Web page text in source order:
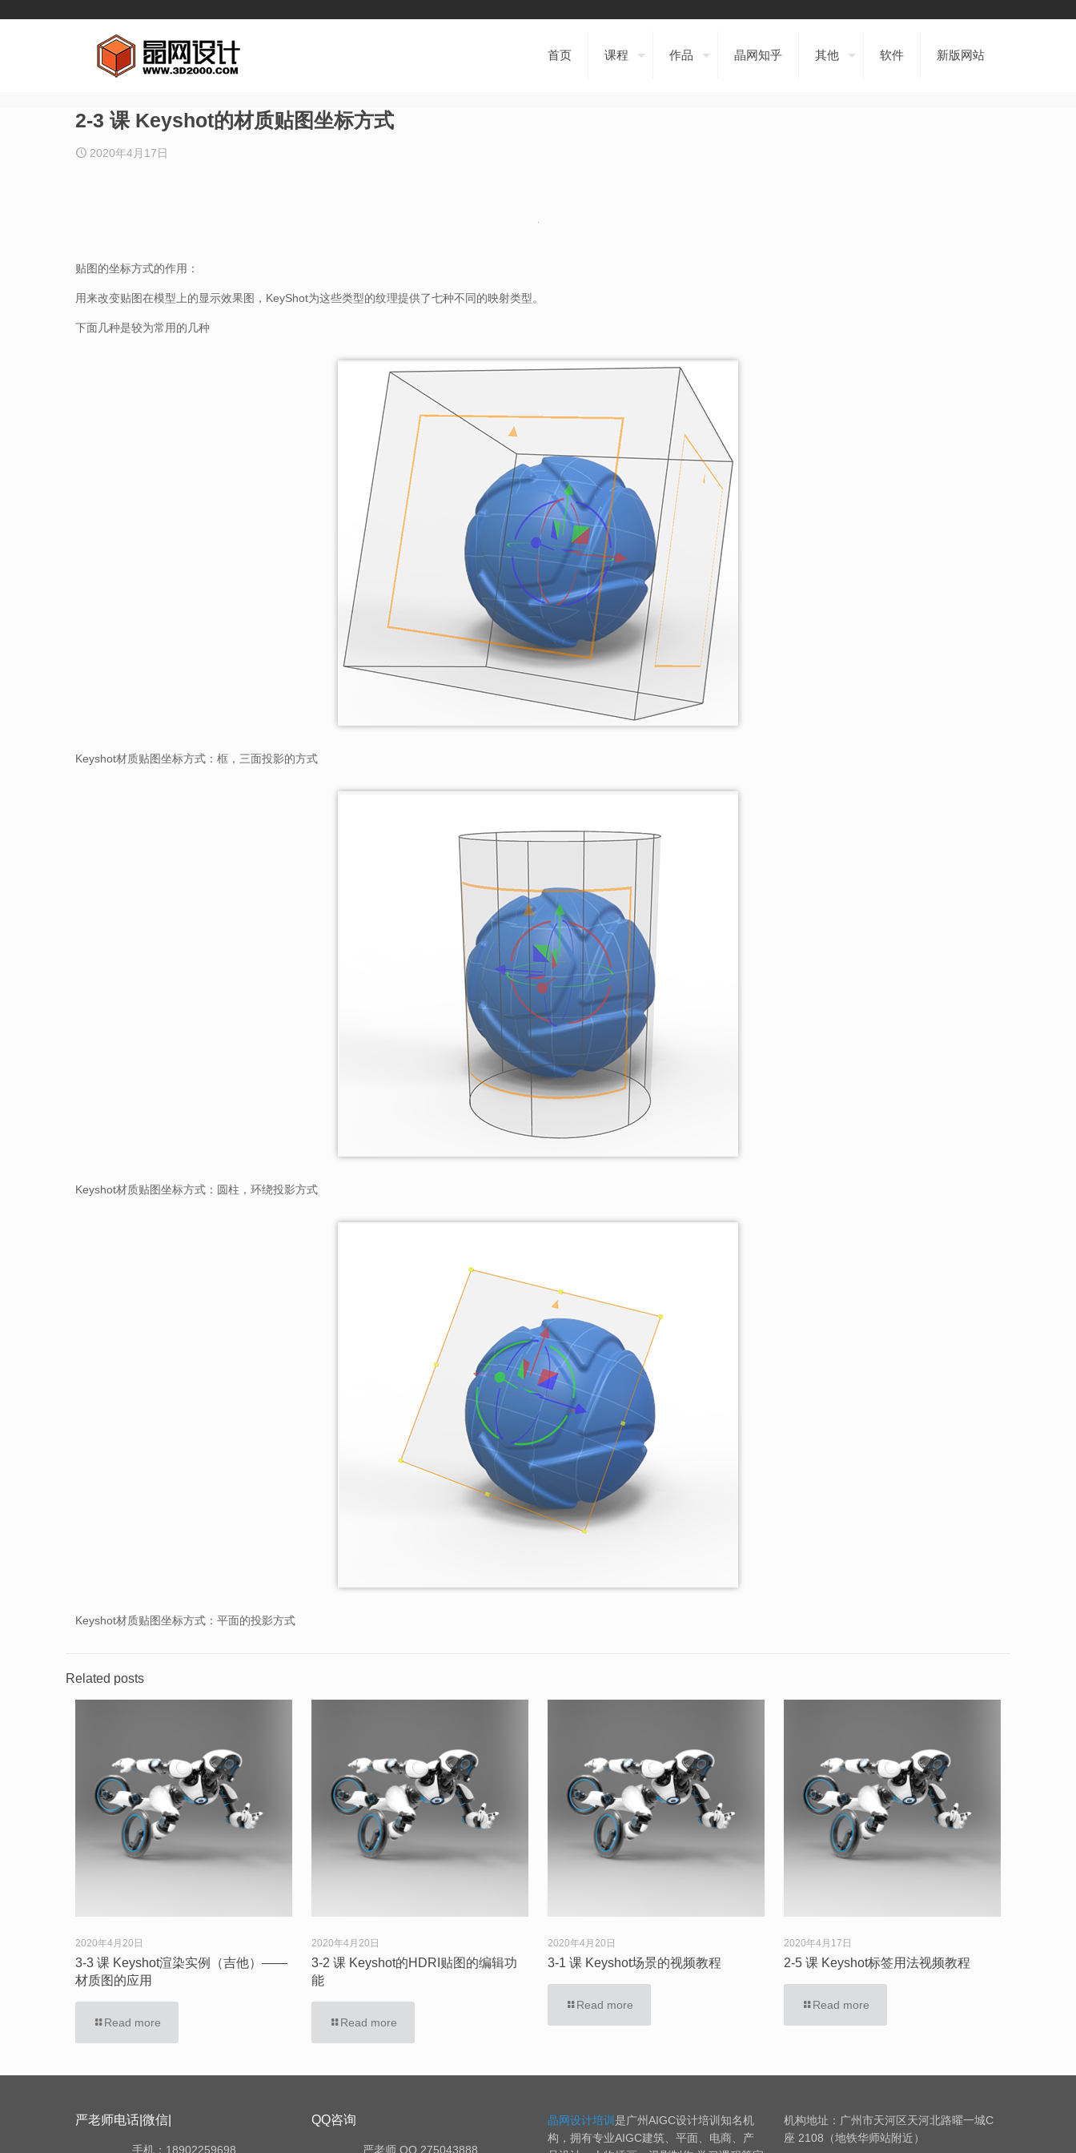
首页 课程 作品 晶网知乎 其他 软件 新版网站
2-3 课 Keyshot的材质贴图坐标方式
2020年4月17日
贴图的坐标方式的作用：
用来改变贴图在模型上的显示效果图，KeyShot为这些类型的纹理提供了七种不同的映射类型。
下面几种是较为常用的几种
Keyshot材质贴图坐标方式：框，三面投影的方式
Keyshot材质贴图坐标方式：圆柱，环绕投影方式
Keyshot材质贴图坐标方式：平面的投影方式
Related posts
2020年4月20日
3-3 课 Keyshot渲染实例（吉他）——
材质图的应用
Read more
2020年4月20日
3-2 课 Keyshot的HDRI贴图的编辑功
能
Read more
2020年4月20日
3-1 课 Keyshot场景的视频教程
Read more
2020年4月17日
2-5 课 Keyshot标签用法视频教程
Read more
严老师电话|微信|
手机：18902259698
QQ咨询
严老师 QQ 275043888
晶网设计培训 是广州AIGC设计培训知名机
构，拥有专业AIGC建筑、平面、电商、产
机构地址：广州市天河区天河北路曜一城C
座 2108（地铁华师站附近）